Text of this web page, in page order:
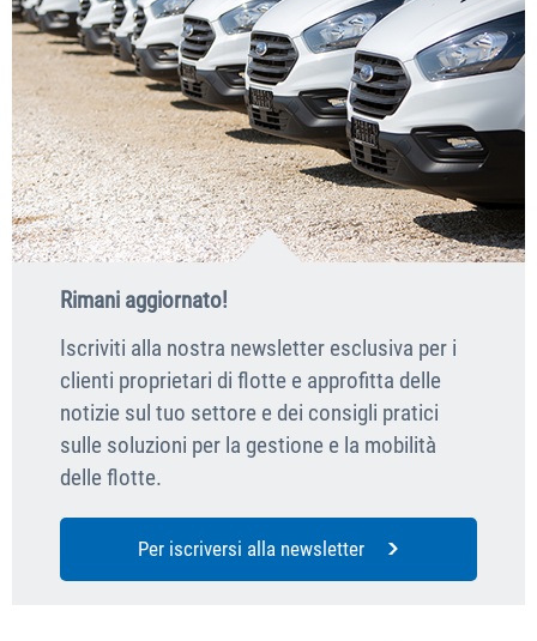
Rimani aggiornato!
Iscriviti alla nostra newsletter esclusiva per i
clienti proprietari di flotte e approfitta delle
notizie sul tuo settore e dei consigli pratici
sulle soluzioni per la gestione e la mobilità
delle flotte.
Per iscriversi alla newsletter